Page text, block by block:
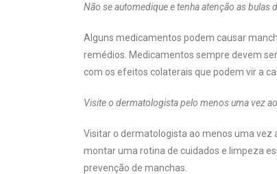
Não se automedique e tenha atenção as bulas
Alguns medicamentos podem causar
remédios. Medicamentos sempre devem
com os efeitos colaterais que podem vir a
Visite o dermatologista pelo menos uma vez
Visitar o dermatologista ao menos uma vez
montar uma rotina de cuidados e limpeza
prevenção de manchas.